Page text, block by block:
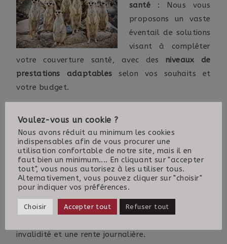
santé: Nous vous
proposons un vaste
éventail de solutions
visant à compléter
votre couverture santé, avec des niveaux de
prestations adaptables selon vos souhaits et
votre budget.
artisans, indépendants et travailleurs non-
salariés, il convient en effet de vous couvrir pour
les cas où vous seriez dans l’impossibilité
d’exercer votre métierpour une durée plus ou
moins longue. En complément des autres
dispositifs d’assurance visant à préserver votre
outil de travail, vous pouvez prévoir une
invalidité et une rente journalière.
Voulez-vous un cookie ?
Nous avons réduit au minimum les cookies
indispensables afin de vous procurer une
utilisation confortable de notre site, mais il en
faut bien un minimum.... En cliquant sur "accepter
tout", vous nous autorisez à les utiliser tous.
Alternativement, vous pouvez cliquer sur "choisir"
pour indiquer vos préférences.
Choisir Accepter tout Refuser tout